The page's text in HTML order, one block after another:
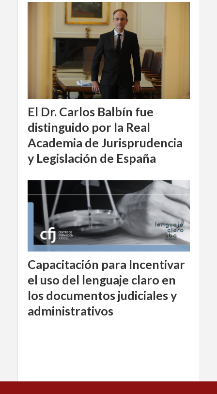
El Dr. Carlos Balbín fue
distinguido por la Real
Academia de Jurisprudencia
y Legislación de España
Capacitación para Incentivar
el uso del lenguaje claro en
los documentos judiciales y
administrativos